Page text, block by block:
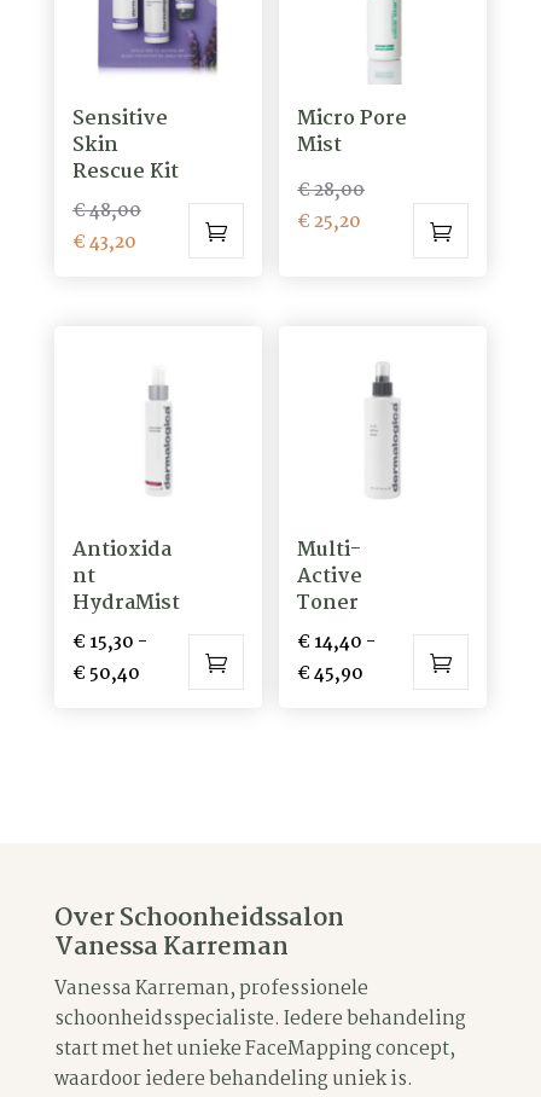
Sensitive
Skin
Rescue Kit
€48,00Oorspronkelijke
€43,20Huidige
Micro Pore
Mist
€28,00Oorspronkelijke
€25,20
Antioxida
nt
HydraMist
€ 15,30 -
€ 50,40Prijsklasse:
kan
gekozen
worden
op
de
productpagina
Multi-
Active
Toner
€ 14,40 -
€45,90 Prijsklasse:
kan
worden
op
de
productpagina
Over Schoonheidssalon
Vanessa Karreman
Vanessa Karreman, professionele
schoonheidsspecialiste. Iedere behandeling
start met het unieke FaceMapping concept,
waardoor iedere behandeling uniek is.